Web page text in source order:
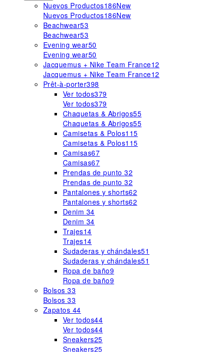
Nuevos Productos186New
Nuevos Productos186New
Beachwear53
Beachwear53
Evening wear50
Evening wear50
Jacquemus + Nike Team France12
Jacquemus + Nike Team France12
Prêt-à-porter398
Ver todos379
Ver todos379
Chaquetas & Abrigos55
Chaquetas & Abrigos55
Camisetas & Polos115
Camisetas & Polos115
Camisas67
Camisas67
Prendas de punto32
Prendas de punto32
Pantalones y shorts62
Pantalones y shorts62
Denim 34
Denim 34
Trajes14
Trajes14
Sudaderas y chándales51
Sudaderas y chándales51
Ropa de baño9
Ropa de baño9
Bolsos33
Bolsos33
Zapatos 44
Ver todos44
Ver todos44
Sneakers25
Sneakers25